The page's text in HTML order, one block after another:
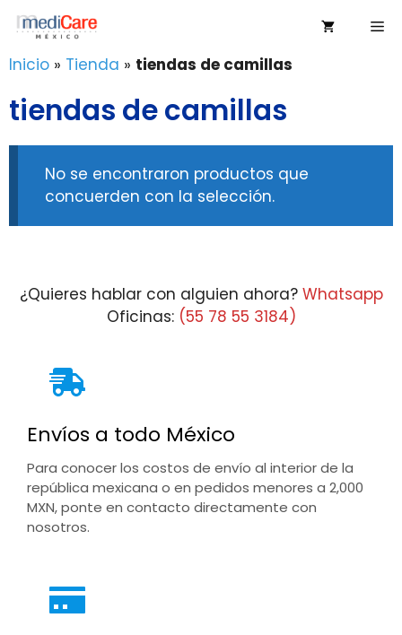
Saltar
contenido
Inicio » Tienda » tiendas de camillas
tiendas de camillas
No se encontraron productos que
concuerden con la selección.
¿Quieres hablar con alguien ahora? Whatsapp
Oficinas: (55 78 55 3184)
Envíos a todo México
Para conocer los costos de envío al interior de la
república mexicana o en pedidos menores a 2,000
MXN, ponte en contacto directamente con
nosotros.